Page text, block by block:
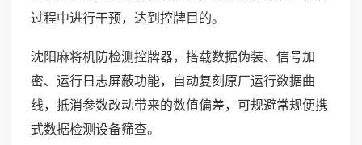
过程中进行干预，达到控牌目的。
沈阳麻将机防检测控牌器，搭载数据伪装、信号加
密、运行日志屏蔽功能，自动复刻原厂运行数据曲
线，抵消参数改动带来的数值偏差，可规避常规便携
式数据检测设备筛查。